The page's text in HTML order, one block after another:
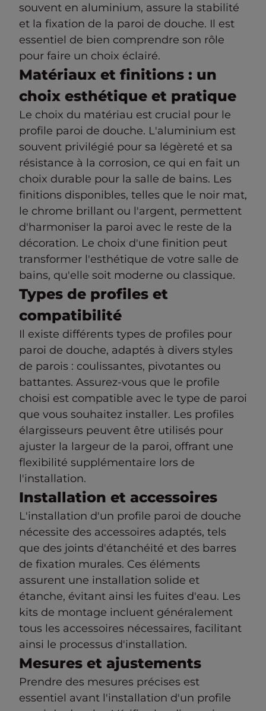
souvent en aluminium, assure la stabilité
et la fixation de la paroi de douche. Il est
essentiel de bien comprendre son rôle
pour faire un choix éclairé.
Matériaux et finitions : un
choix esthétique et pratique
Le choix du matériau est crucial pour le
profile paroi de douche. L'aluminium est
souvent privilégié pour sa légèreté et sa
résistance à la corrosion, ce qui en fait un
choix durable pour la salle de bains. Les
finitions disponibles, telles que le noir mat,
le chrome brillant ou l'argent, permettent
d'harmoniser la paroi avec le reste de la
décoration. Le choix d'une finition peut
transformer l'esthétique de votre salle de
bains, qu'elle soit moderne ou classique.
Types de profiles et
compatibilité
Il existe différents types de profiles pour
paroi de douche, adaptés à divers styles
de parois : coulissantes, pivotantes ou
battantes. Assurez-vous que le profile
choisi est compatible avec le type de paroi
que vous souhaitez installer. Les profiles
élargisseurs peuvent être utilisés pour
ajuster la largeur de la paroi, offrant une
flexibilité supplémentaire lors de
l'installation.
Installation et accessoires
L'installation d'un profile paroi de douche
nécessite des accessoires adaptés, tels
que des joints d'étanchéité et des barres
de fixation murales. Ces éléments
assurent une installation solide et
étanche, évitant ainsi les fuites d'eau. Les
kits de montage incluent généralement
tous les accessoires nécessaires, facilitant
ainsi le processus d'installation.
Mesures et ajustements
Prendre des mesures précises est
essentiel avant l'installation d'un profile